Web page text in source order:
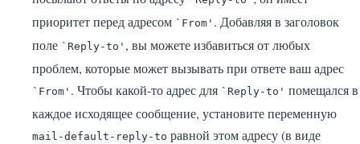
приоритет перед адресом `From' . Добавляя в заголовок
поле `Reply-to' , вы можете избавиться от любых
проблем, которые может вызывать при ответе ваш адрес
`From' . Чтобы какой-то адрес для `Reply-to' помещался в
каждое исходящее сообщение, установите переменную
mail-default-reply-to равной этом адресу (в виде